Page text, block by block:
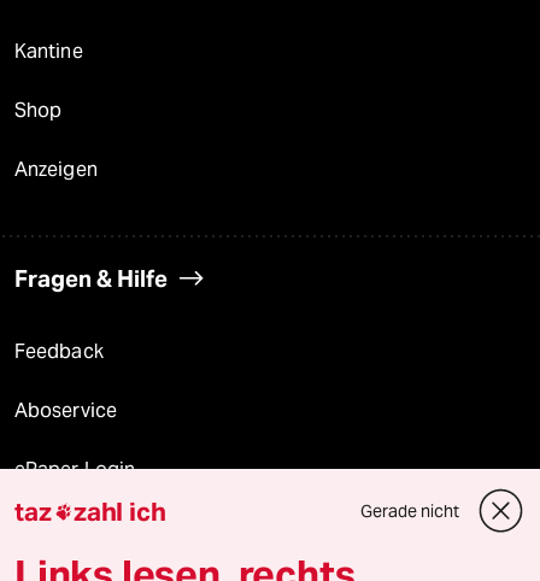
Kantine
Shop
Anzeigen
Fragen & Hilfe
Feedback
Aboservice
ePaper Login
Downloads für Abonnierende
taz zahl ich Gerade nicht